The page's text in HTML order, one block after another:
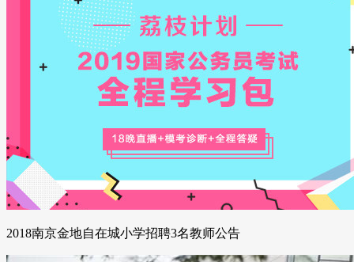
2018南京金地自在城小学招聘3名教师公告